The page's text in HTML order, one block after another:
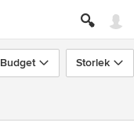
Budget Storlek